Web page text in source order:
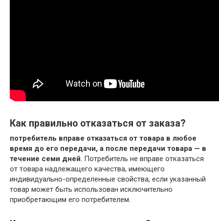
Как правильно отказаться от заказа?
потребитель вправе отказаться от товара в любое
время до его передачи, а после передачи товара — в
течение семи дней . Потребитель не вправе отказаться
от товара надлежащего качества, имеющего
индивидуально-определенные свойства, если указанный
товар может быть использован исключительно
приобретающим его потребителем.